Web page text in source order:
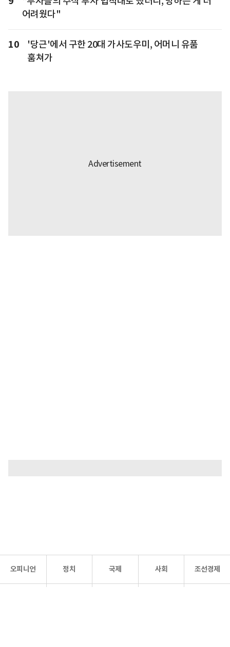
어려웠다"
10
'당근'에서 구한 20대 가사도우미, 어머니 유품
훔쳐가
오피니언 정치 국제 사회 조선경제